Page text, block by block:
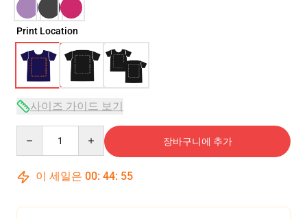
Print Location
사이즈 가이드 보기
장바구니에 추가
이 세일은 00: 44: 54